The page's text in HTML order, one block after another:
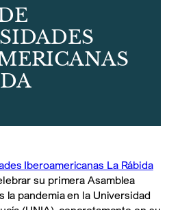
Iberoamericanas La Rábida
su primera Asamblea
la pandemia en la Universidad